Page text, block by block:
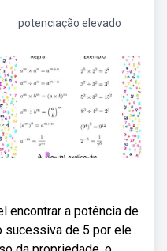
potenciação elevado
encontrar a potência de
sucessiva de 5 por ele